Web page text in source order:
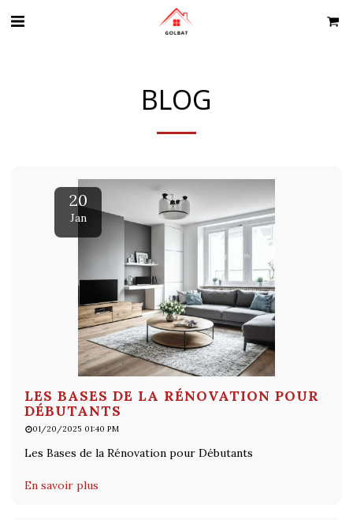
BLOG
20
Jan
LES BASES DE LA RÉNOVATION POUR
DÉBUTANTS
01/20/2025 01:40 PM
Les Bases de la Rénovation pour Débutants
En savoir plus